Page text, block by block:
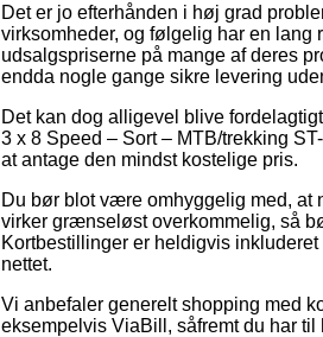
Det er jo efterhånden i høj grad
virksomheder, og følgelig har en
udsalgspriserne på mange af deres
endda nogle gange sikre levering
Det kan dog alligevel blive
3 x 8 Speed – Sort – MTB/trekking
at antage den mindst kostelige pris.
Du bør blot være omhyggelig med, at
virker grænseløst overkommelig, så
Kortbestillinger er heldigvis
nettet.
Vi anbefaler generelt shopping med
eksempelvis ViaBill, såfremt du har